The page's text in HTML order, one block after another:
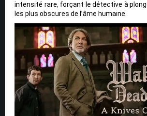
intensité rare, forçant le détective à
les plus obscures de l’âme humaine.